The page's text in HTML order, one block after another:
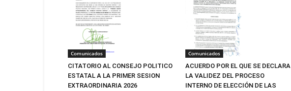
Comunicados
CITATORIO AL CONSEJO POLITICO
ESTATAL A LA PRIMER SESION
EXTRAORDINARIA 2026
Comunicados
ACUERDO POR EL QUE SE DECLARA
LA VALIDEZ DEL PROCESO
INTERNO DE ELECCIÓN DE LAS